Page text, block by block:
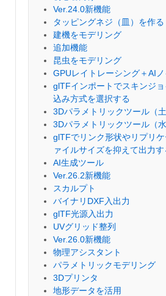
Ver.24.0新機能
タッピングネジ（皿）を作る
建機をモデリング
追加機能
昆虫をモデリング
GPUレイトレーシング＋AI
glTFインポートでスキンジ
込み方式を選択する
3Dパラメトリックツール（土
3Dパラメトリックツール（水
glTFでリンク形状やリプリ
ァイルサイズを抑えて出力す
AI生成ツール
Ver.26.2新機能
スカルプト
バイナリDXF入出力
glTF光源入出力
UVグリッド整列
Ver.26.0新機能
物理アシスタント
パラメトリックモデリング
3Dプリンタ
地形データを活用